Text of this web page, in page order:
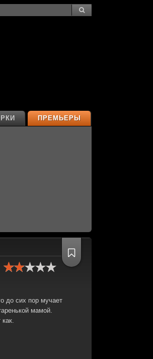
ПРЕМЬЕРЫ
до сих пор мучает
мамой.